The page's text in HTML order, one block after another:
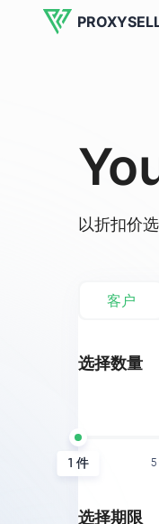
以折扣价
客户
选择数量
1 件 5
选择期限